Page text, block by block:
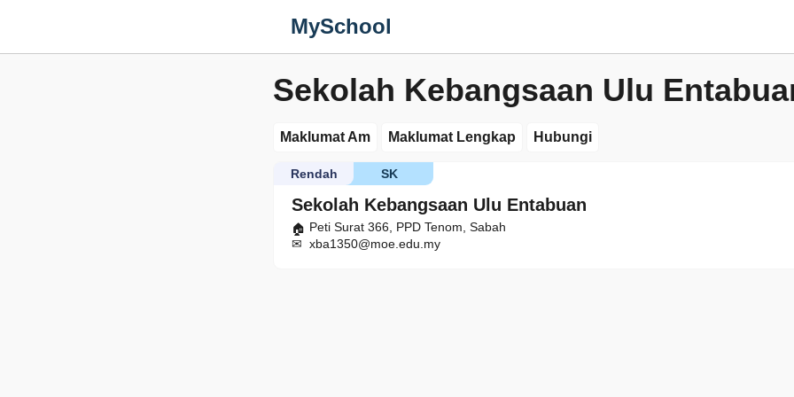
MySchool
Sekolah Kebangsaan Ulu
Maklumat Am Maklumat Lengkap Hubungi
Sekolah Kebangsaan Ulu Entabuan
SK
Rendah
Peti Surat 366, PPD Tenom, Sabah
xba1350@moe.edu.my